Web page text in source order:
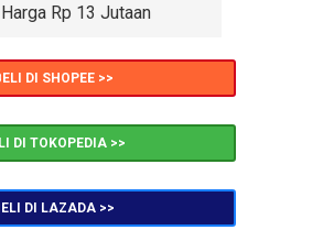
Harga Rp 13 Jutaan
DI SHOPEE >>
DI TOKOPEDIA >>
DI LAZADA >>